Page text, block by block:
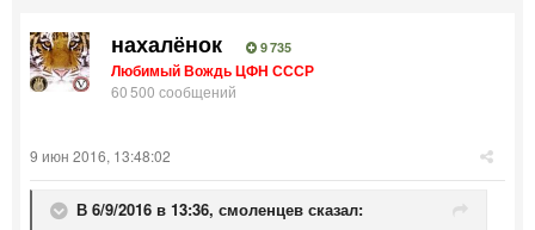
нахалёнок 9 735
Любимый Вождь ЦФН СССР
60 500 сообщений
9 июн 2016, 13:48:02
В 6/9/2016 в 13:36, смоленцев сказал: